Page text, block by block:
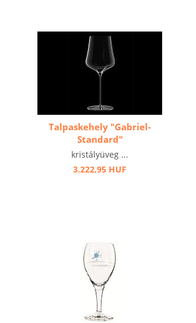
Talpaskehely "Gabriel-
Standard"
kristályüveg ...
3.222,95 HUF